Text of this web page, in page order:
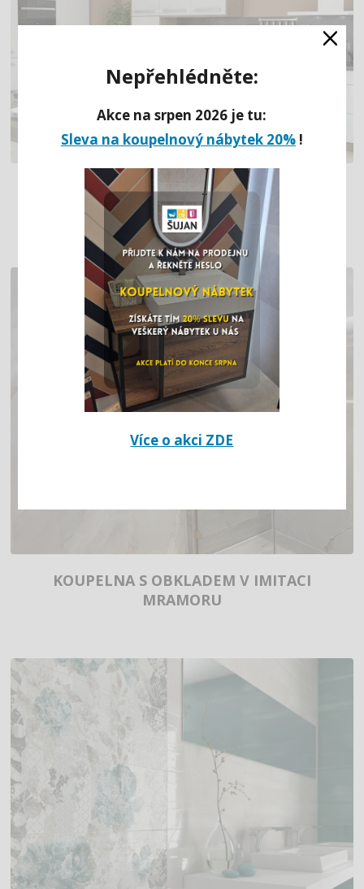
ATYPICKÁ KUCHYNĚ SE
ZABUDOVANÝMI VYSOKÝMI SKŘÍNĚMI
KOUPELNA S OBKLADEM V IMITACI
MRAMORU
Nepřehlédněte:
Akce na srpen 2026 je tu:
Sleva na koupelnový nábytek 20%!
Více o akci ZDE
×